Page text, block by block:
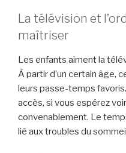
La télévision et
maîtriser
Les enfants aiment la
À partir d’un certain âge,
leurs passe-temps
accès, si vous espérez
convenablement. Le
lié aux troubles du